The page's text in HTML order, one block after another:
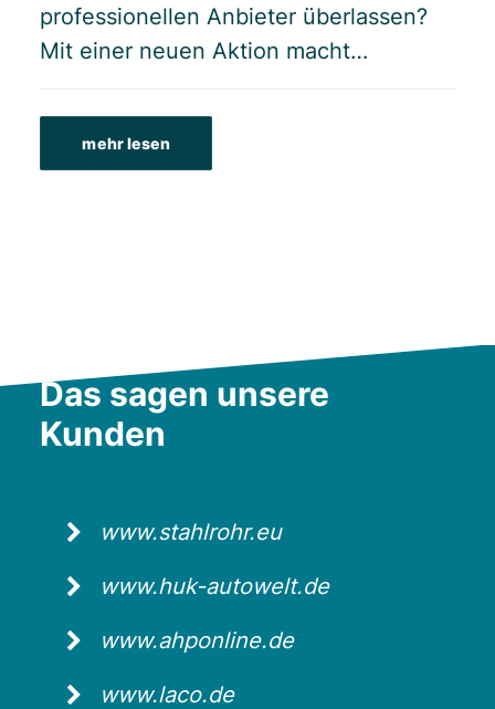
professionellen Anbieter überlassen?
Mit einer neuen Aktion macht…
mehr lesen
Das sagen unsere
Kunden
www.stahlrohr.eu
www.huk-autowelt.de
www.ahponline.de
www.laco.de